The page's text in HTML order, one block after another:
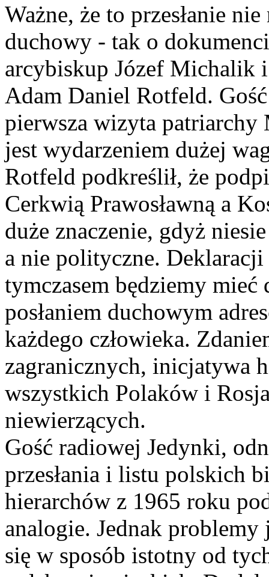
Ważne, że to przesłanie
duchowy - tak o
arcybiskup Józef Michalik
Adam Daniel Rotfeld.
pierwsza wizyta patriarchy
jest wydarzeniem dużej
Rotfeld podkreślił, że
Cerkwią Prawosławną a
duże znaczenie, gdyż
a nie polityczne.
tymczasem będziemy
posłaniem duchowym
każdego człowieka.
zagranicznych, inicjatywa
wszystkich Polaków i
niewierzących.
Gość radiowej Jedynki,
przesłania i listu polskich
hierarchów z 1965 roku
analogie. Jednak
się w sposób istotny od